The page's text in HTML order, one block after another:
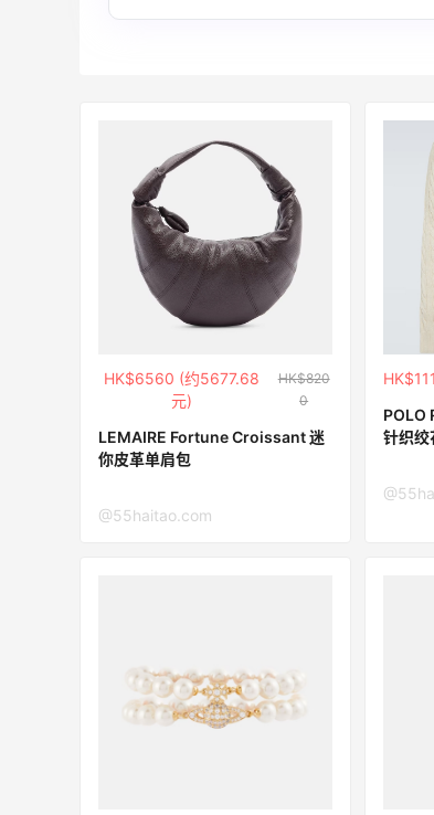
HK$6560 (约5677.68
元)
HK$820
0
LEMAIRE Fortune Croissant 迷
你皮革单肩包
@55haitao.com
POLO
针织绞
Belly Bandit
42人获得返利
TIMEBEAM (US)
最高10%返利
285人获得返利
RFM Denim
6%返利
86人获得返利
再来我的面膜羊毛分享～又薅到了10